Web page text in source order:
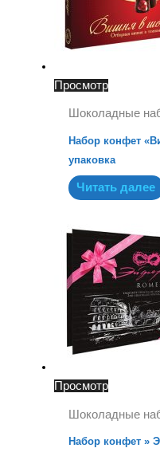
Просмотр
Шоколадные
Набор конфет
упаковка
Читать далее
Просмотр
Шоколадные
Набор конфет »